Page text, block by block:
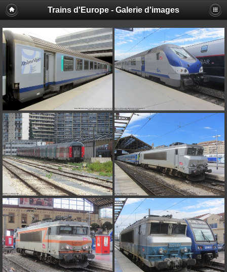
Trains d'Europe - Galerie d'images